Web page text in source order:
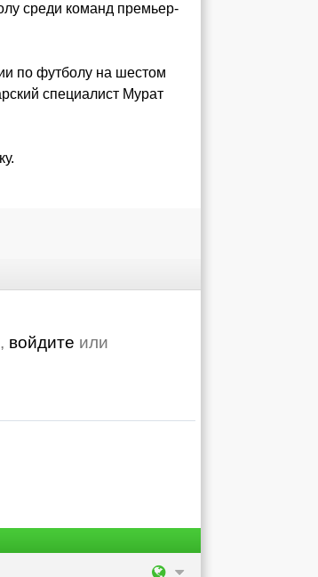
среди команд премьер-
по футболу на шестом
специалист Мурат
войдите или